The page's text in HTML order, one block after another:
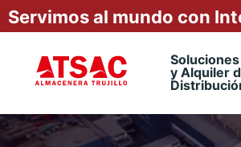
Servimos al mundo con
y Alquiler